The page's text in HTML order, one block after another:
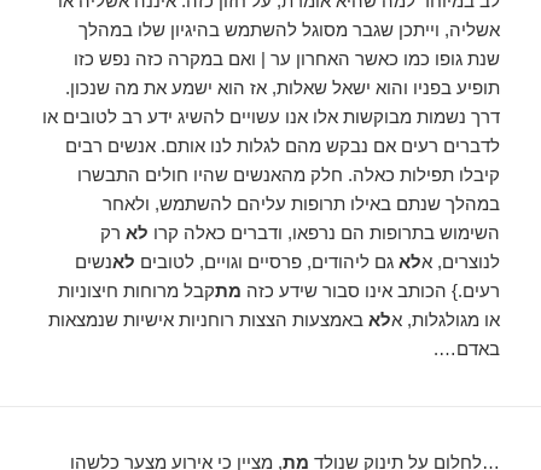
אשליה, וייתכן שגבר מסוגל להשתמש בהיגיון שלו במהלך
שנת גופו כמו כאשר האחרון ער | ואם במקרה כזה נפש כזו
תופיע בפניו והוא ישאל שאלות, אז הוא ישמע את מה שנכון.
דרך נשמות מבוקשות אלו אנו עשויים להשיג ידע רב לטובים או
לדברים רעים אם נבקש מהם לגלות לנו אותם. אנשים רבים
קיבלו תפילות כאלה. חלק מהאנשים שהיו חולים התבשרו
במהלך שנתם באילו תרופות עליהם להשתמש, ולאחר
השימוש בתרופות הם נרפאו, ודברים כאלה קרו לא רק
לנוצרים, אלא גם ליהודים, פרסיים וגויים, לטובים לאנשים
רעים.} הכותב אינו סבור שידע כזה מתקבל מרוחות חיצוניות
או מגולגלות, אלא באמצעות הצצות רוחניות אישיות שנמצאות
באדם….
…לחלום על תינוק שנולד מת, מציין כי אירוע מצער כלשהו